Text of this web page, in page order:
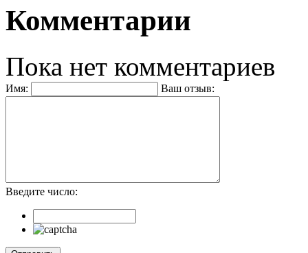
Комментарии
Пока нет комментариев
Имя: Ваш отзыв:
Введите число: